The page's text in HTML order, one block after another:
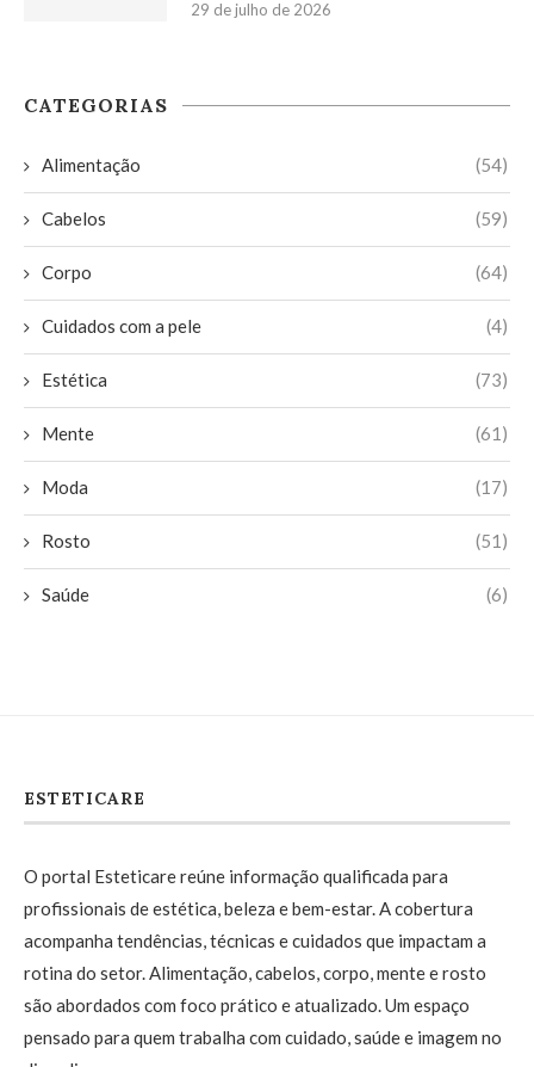
29 de julho de 2026
CATEGORIAS
Alimentação (54)
Cabelos (59)
Corpo (64)
Cuidados com a pele (4)
Estética (73)
Mente (61)
Moda (17)
Rosto (51)
Saúde (6)
ESTETICARE
O portal Esteticare reúne informação qualificada para
profissionais de estética, beleza e bem-estar. A cobertura
acompanha tendências, técnicas e cuidados que impactam a
rotina do setor. Alimentação, cabelos, corpo, mente e rosto
são abordados com foco prático e atualizado. Um espaço
pensado para quem trabalha com cuidado, saúde e imagem no